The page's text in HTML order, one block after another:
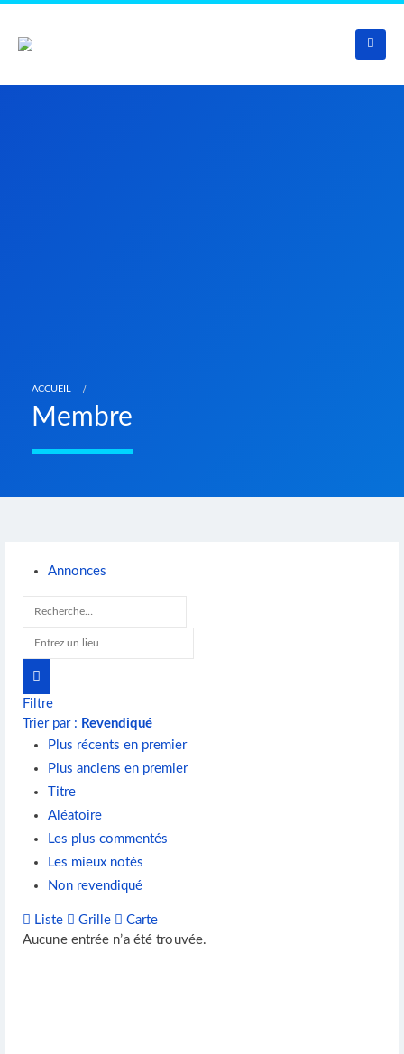
ACCUEIL
Membre
Annonces
Filtre
Trier par : Revendiqué
Plus récents en premier
Plus anciens en premier
Titre
Aléatoire
Les plus commentés
Les mieux notés
Non revendiqué
Liste Grille
Carte
Aucune entrée n’a été trouvée.